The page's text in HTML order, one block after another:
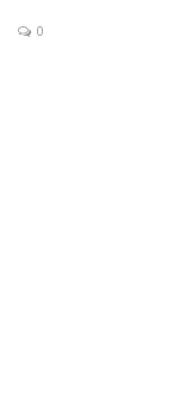
0